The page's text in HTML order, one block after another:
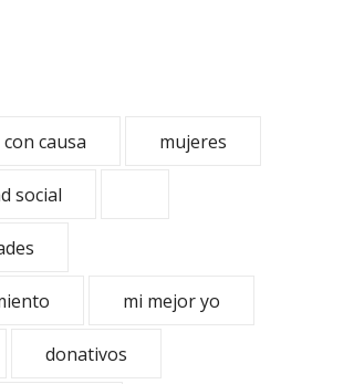
causa mujeres
social
mi mejor yo
donativos